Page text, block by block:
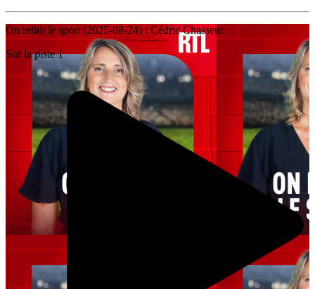
On refait le sport (2025-08-24) : Cédric Chasseur
Sur la piste 1